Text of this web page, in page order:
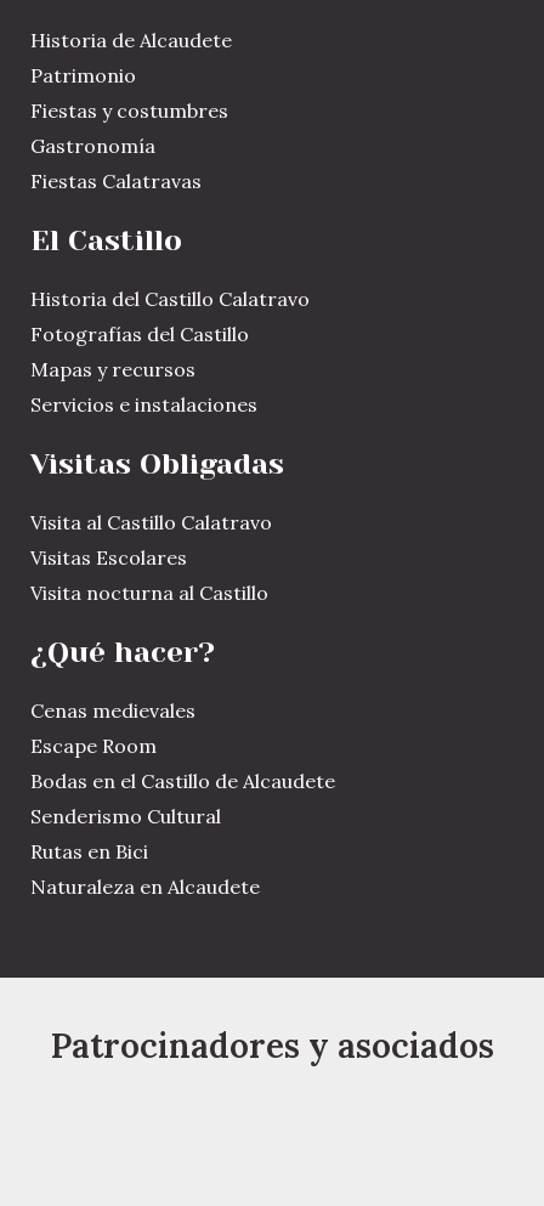
Historia de Alcaudete
Patrimonio
Fiestas y costumbres
Gastronomía
Fiestas Calatravas
El Castillo
Historia del Castillo Calatravo
Fotografías del Castillo
Mapas y recursos
Servicios e instalaciones
Visitas Obligadas
Visita al Castillo Calatravo
Visitas Escolares
Visita nocturna al Castillo
¿Qué hacer?
Cenas medievales
Escape Room
Bodas en el Castillo de Alcaudete
Senderismo Cultural
Rutas en Bici
Naturaleza en Alcaudete
Patrocinadores y asociados